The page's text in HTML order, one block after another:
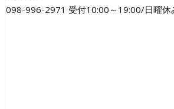
098-996-2971 受付10:00～19:00/日曜休